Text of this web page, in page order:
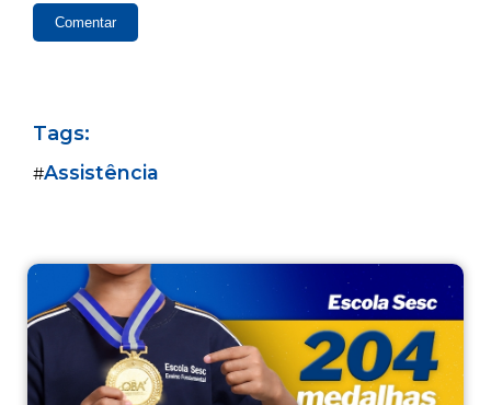
Comentar
Tags:
#Assistência